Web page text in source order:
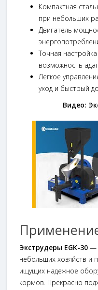
Компактная
при небольших
Двигатель
Точная
возможность
Легкое
уход и быстрый
Видео:
Экструдеры EGK-30 —
небольших хозяйств и
ищущих надежное
кормов. Прекрасно